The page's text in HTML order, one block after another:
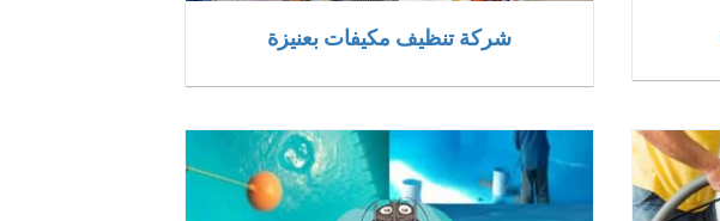
شركة تنظيف مكيفات بعنيزة